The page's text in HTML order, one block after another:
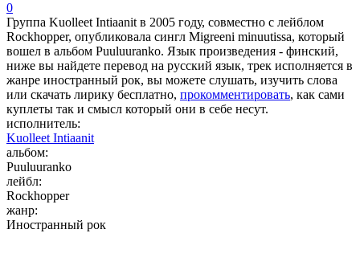
0
Группа Kuolleet Intiaanit в 2005 году, совместно с лейблом
Rockhopper, опубликовала сингл Migreeni minuutissa, который
вошел в альбом Puuluuranko. Язык произведения - финский,
ниже вы найдете перевод на русский язык, трек исполняется в
жанре иностранный рок, вы можете слушать, изучить слова
или скачать лирику бесплатно, прокомментировать, как сами
куплеты так и смысл который они в себе несут.
исполнитель:
Kuolleet Intiaanit
альбом:
Puuluuranko
лейбл:
Rockhopper
жанр:
Иностранный рок